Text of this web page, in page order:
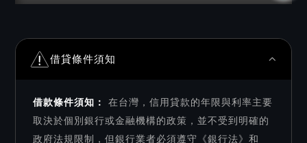
借貸條件須知
借款條件須知：在台灣，信用貸款的年限與利率主要
取決於個別銀行或金融機構的政策，並不受到明確的
政府法規限制，但銀行業者必須遵守《銀行法》和